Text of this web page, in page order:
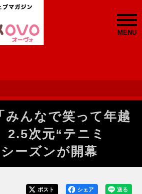
MENU
みんなで笑って年越
次元“テニミ
ーズンが開幕
送る
シェア
ポスト